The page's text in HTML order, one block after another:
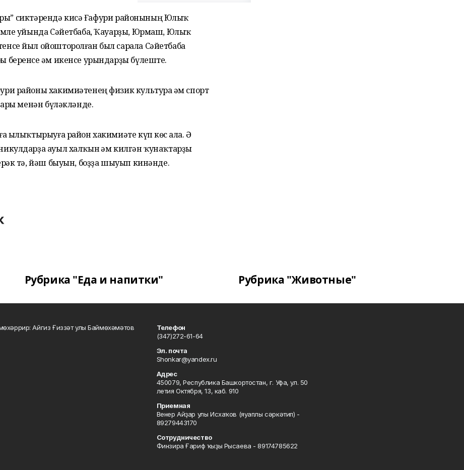
сиктәрендә кисә Ғафури районының Юлыҡ
уйында Сәйетбаба, Ҡауарҙы, Юрмаш, Юлыҡ
йыл ойошторолған был сарала Сәйетбаба
һәм икенсе урындарҙы бүлеште.
районы хакимиәтенең физик культура һәм спорт
менән бүләкләнде.
ылыҡтырыуға район хакимиәте күп көс һала. Ә
ауыл халҡын һәм килгән ҡунаҡтарҙы
тә, йәш быуын, боҙҙа шыуып кинәнде.
Рубрика "Еда и напитки" Рубрика "Животные"
Айгиз Ғиззәт улы Баймөхәмәтов
Телефон
(347)272-61-64
Эл. почта
Shonkar@yandex.ru
Адрес
450079, Республика Башкортостан, г. Уфа, ул. 50
летия Октября, 13, каб. 910
Приемная
Венер Айҙар улы Исхаҡов (яуаплы сәркәтип) -
89279443170
Сотрудничество
Финзира Ғариф ҡыҙы Рысаева - 89174785622